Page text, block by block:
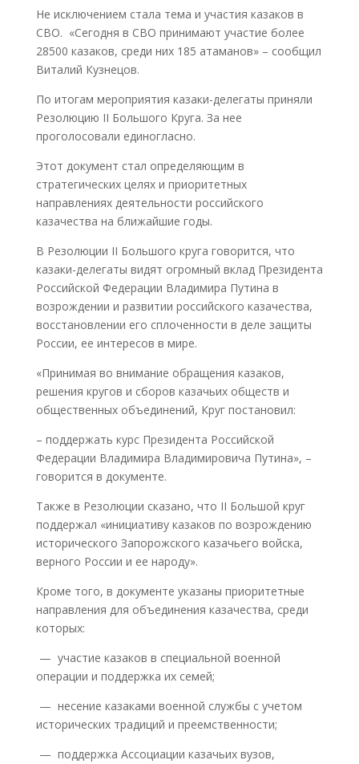
Не исключением стала тема и участия казаков в
СВО. «Сегодня в СВО принимают участие более
28500 казаков, среди них 185 атаманов» – сообщил
Виталий Кузнецов.
По итогам мероприятия казаки-делегаты приняли
Резолюцию II Большого Круга. За нее
проголосовали единогласно.
Этот документ стал определяющим в
стратегических целях и приоритетных
направлениях деятельности российского
казачества на ближайшие годы.
В Резолюции II Большого круга говорится, что
казаки-делегаты видят огромный вклад Президента
Российской Федерации Владимира Путина в
возрождении и развитии российского казачества,
восстановлении его сплоченности в деле защиты
России, ее интересов в мире.
«Принимая во внимание обращения казаков,
решения кругов и сборов казачьих обществ и
общественных объединений, Круг постановил:
– поддержать курс Президента Российской
Федерации Владимира Владимировича Путина», –
говорится в документе.
Также в Резолюции сказано, что II Большой круг
поддержал «инициативу казаков по возрождению
исторического Запорожского казачьего войска,
верного России и ее народу».
Кроме того, в документе указаны приоритетные
направления для объединения казачества, среди
которых:
— участие казаков в специальной военной
операции и поддержка их семей;
— несение казаками военной службы с учетом
исторических традиций и преемственности;
— поддержка Ассоциации казачьих вузов,